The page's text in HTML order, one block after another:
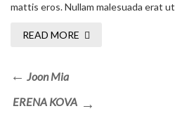
mattis eros. Nullam malesuada erat ut
READ MORE
Navegación
de
Previous
Joon Mia
Next
ERENA KOVA